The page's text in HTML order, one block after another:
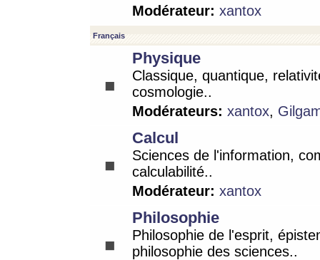
Modérateur: xantox
Français
Physique
Classique, quantique,
cosmologie..
Modérateurs: xantox,
Calcul
Sciences de l'information,
calculabilité..
Modérateur: xantox
Philosophie
Philosophie de l'esprit,
philosophie des sciences..